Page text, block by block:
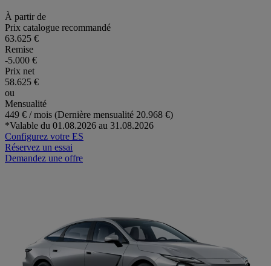
À partir de
Prix catalogue recommandé
63.625 €
Remise
-5.000 €
Prix net
58.625 €
ou
Mensualité
449 € / mois (Dernière mensualité 20.968 €)
*Valable du 01.08.2026 au 31.08.2026
Configurez votre ES
Réservez un essai
Demandez une offre